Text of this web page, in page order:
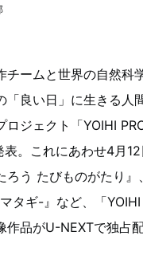
チームと世界の自然科
「良い日」に生きる人
ジェクト「YOIHI
。これにあわせ4月12
ろう たびものがたり』
タギ-』など、「YOIHI
作品がU-NEXTで独占